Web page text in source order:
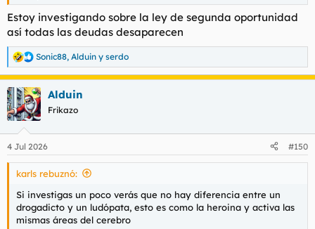
Estoy investigando sobre la ley de segunda oportunidad
así todas las deudas desaparecen
R
e
a
c
c
i
e
s
Sonic88, Alduin y serdo
Alduin
Frikazo
4 Jul 2026 #150
karls rebuznó:
Si investigas un poco verás que no hay diferencia entre un
drogadicto y un ludópata, esto es como la heroina y activa las
mismas áreas del cerebro